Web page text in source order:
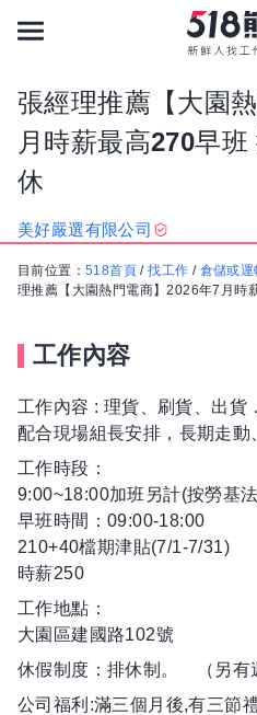
張經理推薦【大園
月時薪最高270早
休
美好嚴選有限公司
目前位置： 518首頁 /找工作 / 倉儲或
理推薦【大園熱門電商】2026年7月時
工作內容
工作內容 : 理貨、刷貨、出貨
配合現場組長安排，長期走動
工作時段：
9:00~18:00加班另計(按勞基
早班時間：09:00-18:00
210+40檔期津貼(7/1-7/31)
時薪250
工作地點：
大園區建國路102號
休假制度：排休制。 （另有
公司福利:滿三個月後,有三節